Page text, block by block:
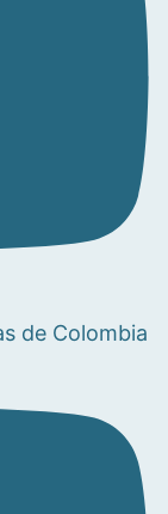
de Colombia